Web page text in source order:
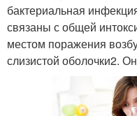
бактериальная
связаны с общей
местом поражения
слизистой оболочки2.